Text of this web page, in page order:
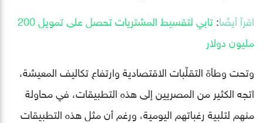
اقرأ أيضًا:
تابي لتقسيط المشتريات تحصل على تمويل 200
مليون دولار
وتحت وطأة التقلّبات الاقتصادية وارتفاع تكاليف المعيشة،
اتجه الكثير من المصريين إلى هذه التطبيقات، في محاولة
منهم لتلبية رغباتهم اليومية، ورغم أن مثل هذه التطبيقات